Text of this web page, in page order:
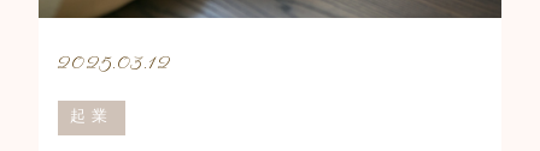
2025.03.12
起業